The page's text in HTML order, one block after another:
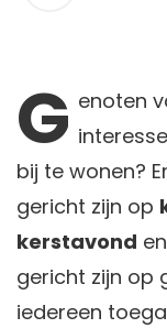
G enoten
bij te wonen?
gericht zijn op
kerstavond
gericht zijn op
iedereen